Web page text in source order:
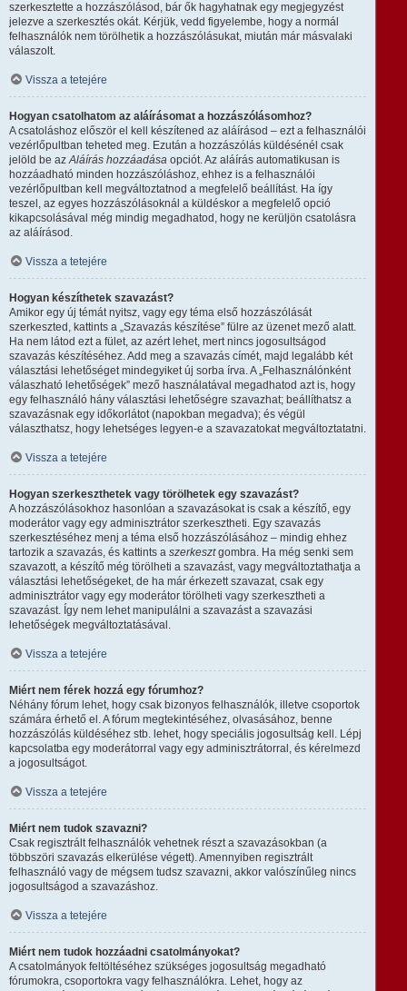
szerkesztette a hozzászólásod, bár ők hagyhatnak egy megjegyzést
jelezve a szerkesztés okát. Kérjük, vedd figyelembe, hogy a normál
felhasználók nem törölhetik a hozzászólásukat, miután már másvalaki
válaszolt.
Vissza a tetejére
Hogyan csatolhatom az aláírásomat a hozzászólásomhoz?
A csatoláshoz először el kell készítened az aláírásod – ezt a felhasználói
vezérlőpultban teheted meg. Ezután a hozzászólás küldésénél csak
jelöld be azAláírás hozzáadása opciót. Az aláírás automatikusan is
hozzáadható minden hozzászóláshoz, ehhez is a felhasználói
vezérlőpultban kell megváltoztatnod a megfelelő beállítást. Ha így
teszel, az egyes hozzászólásoknál a küldéskor a megfelelő opció
kikapcsolásával még mindig megadhatod, hogy ne kerüljön csatolásra
az aláírásod.
Vissza a tetejére
Hogyan készíthetek szavazást?
Amikor egy új témát nyitsz, vagy egy téma első hozzászólását
szerkeszted, kattints a „Szavazás készítése” fülre az üzenet mező alatt.
Ha nem látod ezt a fület, az azért lehet, mert nincs jogosultságod
szavazás készítéséhez. Add meg a szavazás címét, majd legalább két
választási lehetőséget mindegyiket új sorba írva. A „Felhasználónként
válaszható lehetőségek” mező használatával megadhatod azt is, hogy
egy felhasználó hány választási lehetőségre szavazhat; beállíthatsz a
szavazásnak egy időkorlátot (napokban megadva); és végül
választhatsz, hogy lehetséges legyen-e a szavazatokat megváltoztatatni.
Vissza a tetejére
Hogyan szerkeszthetek vagy törölhetek egy szavazást?
A hozzászólásokhoz hasonlóan a szavazásokat is csak a készítő, egy
moderátor vagy egy adminisztrátor szerkesztheti. Egy szavazás
szerkesztéséhez menj a téma első hozzászólásához – mindig ehhez
tartozik a szavazás, és kattints a szerkesztgombra. Ha még senki sem
szavazott, a készítő még törölheti a szavazást, vagy megváltoztathatja a
választási lehetőségeket, de ha már érkezett szavazat, csak egy
adminisztrátor vagy egy moderátor törölheti vagy szerkesztheti a
szavazást. Így nem lehet manipulálni a szavazást a szavazási
lehetőségek megváltoztatásával.
Vissza a tetejére
Miért nem férek hozzá egy fórumhoz?
Néhány fórum lehet, hogy csak bizonyos felhasználók, illetve csoportok
számára érhető el. A fórum megtekintéséhez, olvasásához, benne
hozzászólás küldéséhez stb. lehet, hogy speciális jogosultság kell. Lépj
kapcsolatba egy moderátorral vagy egy adminisztrátorral, és kérelmezd
a jogosultságot.
Vissza a tetejére
Miért nem tudok szavazni?
Csak regisztrált felhasználók vehetnek részt a szavazásokban (a
többszöri szavazás elkerülése végett). Amennyiben regisztrált
felhasználó vagy de mégsem tudsz szavazni, akkor valószínűleg nincs
jogosultságod a szavazáshoz.
Vissza a tetejére
Miért nem tudok hozzáadni csatolmányokat?
A csatolmányok feltöltéséhez szükséges jogosultság megadható
fórumokra, csoportokra vagy felhasználókra. Lehet, hogy az